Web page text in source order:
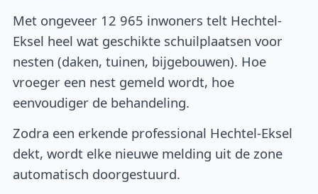
Met ongeveer 12 965 inwoners telt Hechtel-
Eksel heel wat geschikte schuilplaatsen voor
nesten (daken, tuinen, bijgebouwen). Hoe
vroeger een nest gemeld wordt, hoe
eenvoudiger de behandeling.
Zodra een erkende professional Hechtel-Eksel
dekt, wordt elke nieuwe melding uit de zone
automatisch doorgestuurd.